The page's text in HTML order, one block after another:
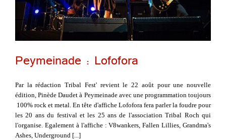
Peymeinade : Lofofora
Par la rédaction Tribal Fest' revient le 22 août pour une nouvelle
édition, Pinède Daudet à Peymeinade avec une programmation toujours
100% rock et metal. En tête d'affiche Lofofora fera parler la foudre pour
les 20 ans du festival et les 25 ans de l'association Tribal Roch qui
l'organise. Egalement à l'affiche : V8wankers, Fallen Lillies, Grandma's
Ashes, Underground [...]